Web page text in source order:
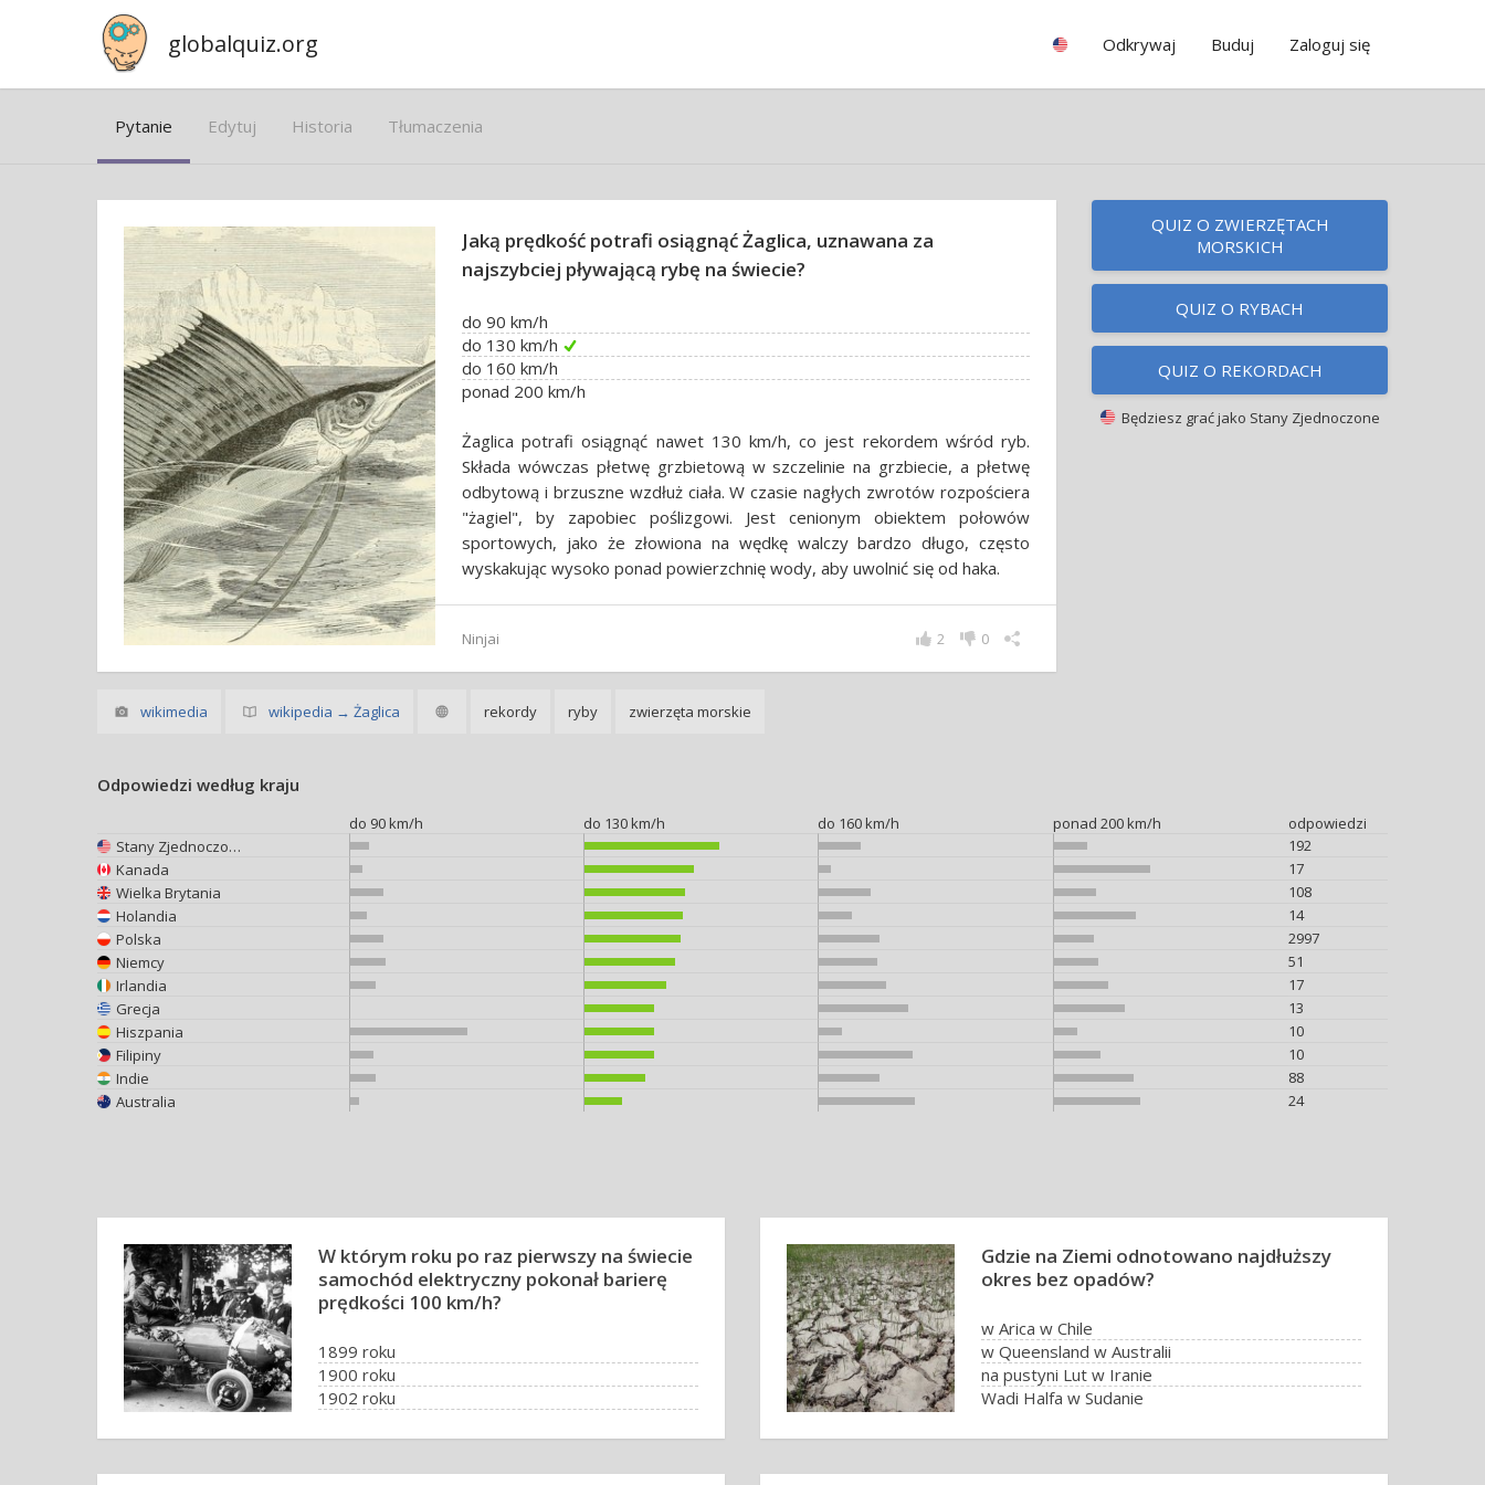
globalquiz.org Odkrywaj Buduj Zaloguj się
Pytanie Edytuj Historia Tłumaczenia
Jaką prędkość potrafi osiągnąć Żaglica, uznawana za
najszybciej pływającą rybę na świecie?
do 90 km/h
do 130 km/h
do 160 km/h
ponad 200 km/h
Żaglica potrafi osiągnąć nawet 130 km/h, co jest rekordem wśród ryb.
Składa wówczas płetwę grzbietową w szczelinie na grzbiecie, a płetwę
odbytową i brzuszne wzdłuż ciała. W czasie nagłych zwrotów rozpościera
"żagiel", by zapobiec poślizgowi. Jest cenionym obiektem połowów
sportowych, jako że złowiona na wędkę walczy bardzo długo, często
wyskakując wysoko ponad powierzchnię wody, aby uwolnić się od haka.
Ninjai 0
2
wikimedia wikipedia → Żaglica rekordy ryby zwierzęta morskie
QUIZ O ZWIERZĘTACH
MORSKICH
QUIZ O RYBACH
QUIZ O REKORDACH
Będziesz grać jako Stany Zjednoczone
Odpowiedzi według kraju
do 90 km/h do 130 km/h do 160 km/h ponad 200 km/h
odpowiedzi
Stany Zjednoczone
192
Kanada
17
Wielka Brytania
108
Holandia
14
Polska
2997
Niemcy
51
Irlandia
17
Grecja
13
Hiszpania
10
Filipiny
10
Indie
88
Australia
24
W którym roku po raz pierwszy na świecie
samochód elektryczny pokonał barierę
prędkości 100 km/h?
1899 roku
1900 roku
1902 roku
Gdzie na Ziemi odnotowano najdłuższy
okres bez opadów?
w Arica w Chile
w Queensland w Australii
na pustyni Lut w Iranie
Wadi Halfa w Sudanie